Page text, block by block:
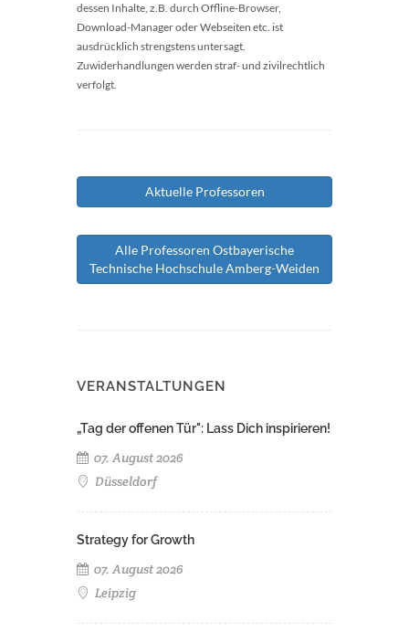
dessen Inhalte, z.B. durch Offline-Browser,
Download-Manager oder Webseiten etc. ist
ausdrücklich strengstens untersagt.
Zuwiderhandlungen werden straf- und zivilrechtlich
verfolgt.
Aktuelle Professoren
Alle Professoren Ostbayerische
Technische Hochschule Amberg-Weiden
VERANSTALTUNGEN
„Tag der offenen Tür": Lass Dich inspirieren!
07. August 2026
Düsseldorf
Strategy for Growth
07. August 2026
Leipzig